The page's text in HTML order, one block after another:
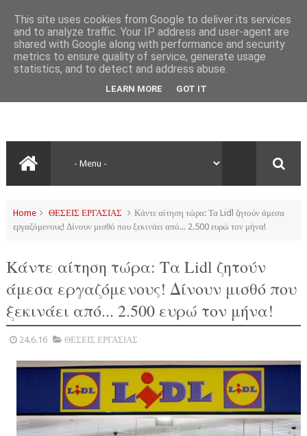
Home ΘΕΣΕΙΣ ΕΡΓΑΣΙΑΣ
Κάντε αίτηση τώρα: Τα Lidl ζητούν άμεσα
εργαζόμενους! Δίνουν μισθό που ξεκινάει από... 2.500 ευρώ τον μήνα!
Κάντε αίτηση τώρα: Τα Lidl ζητούν
άμεσα εργαζόμενους! Δίνουν μισθό που
ξεκινάει από... 2.500 ευρώ τον μήνα!
24.6.16 ΘΕΣΕΙΣ ΕΡΓΑΣΙΑΣ
This site uses cookies from Google to deliver its services
and to analyze traffic. Your IP address and user-agent are
shared with Google along with performance and security
metrics to ensure quality of service, generate usage
statistics, and to detect and address abuse.
LEARN MORE GOT IT